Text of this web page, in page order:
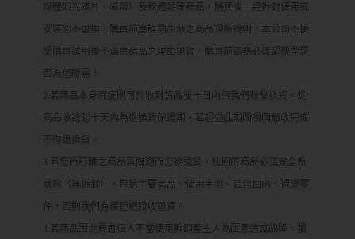
媒體如光碟片、磁帶）及軟體類等商品，購買後一經拆封使用或
安裝恕不退換，購買前應詳閱原廠之商品規格說明，本公司不接
受購買試用後不滿意商品之理由退貨。購買前請務必確認機型是
否為您所需！
2.若商品本身瑕疵則可於收到貨品後十日內與我們聯繫換貨。從
商品收訖起十天內為退換貨保證期，若超過此期間視同驗收完成
不得退換貨。
3.若您所訂購之商品無問題而您欲退貨，退回的商品必須是全新
狀態（無拆封），包括主要商品、使用手冊、註冊回函、週邊零
件，否則我們有權拒絕接收退貨。
4.若商品因消費者個人不當使用拆卸產生人為因素造成故障、損